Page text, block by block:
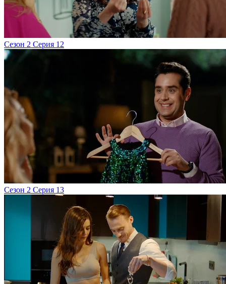
Сезон 2 Серия 12
Сезон 2 Серия 13